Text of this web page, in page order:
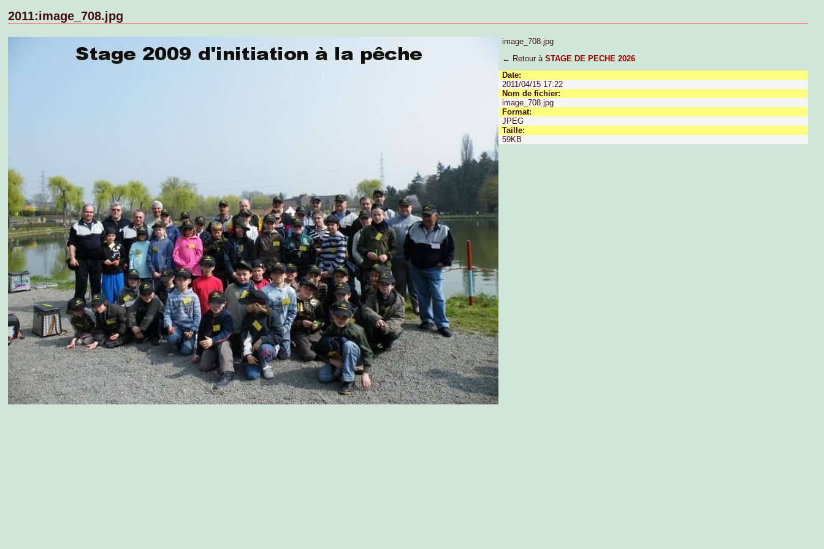
2011:image_708.jpg
image_708.jpg
← Retour àSTAGE DE PECHE 2026
Date:
2011/04/15 17:22
Nom de fichier:
image_708.jpg
Format:
JPEG
Taille:
59KB